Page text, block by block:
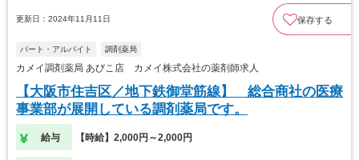
更新日：2024年11月11日 保存する
パート・アルバイト 調剤薬局
カメイ調剤薬局 あびこ店 カメイ株式会社の薬剤師求人
【大阪市住吉区／地下鉄御堂筋線】 総合商社の医療
事業部が展開している調剤薬局です。
給与 【時給】2,000円～2,000円